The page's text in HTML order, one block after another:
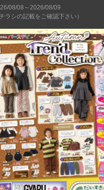
08/08～2026/08/09
ラシの記載をご確認下さい）